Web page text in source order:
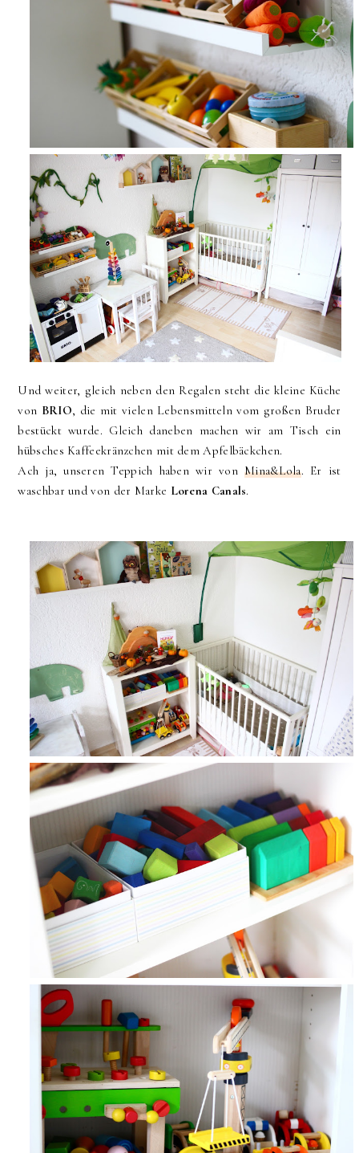
Und weiter, gleich neben den Regalen steht die kleine Küche
von BRIO, die mit vielen Lebensmitteln vom großen Bruder
bestückt wurde. Gleich daneben machen wir am Tisch ein
hübsches Kaffeekränzchen mit dem Apfelbäckchen.
Ach ja, unseren Teppich haben wir von Mina&Lola. Er ist
waschbar und von der Marke Lorena Canals.